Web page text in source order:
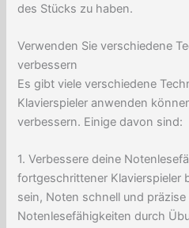
des Stücks zu haben.
Verwenden Sie verschiedene
verbessern
Es gibt viele verschiedene
Klavierspieler anwenden
verbessern. Einige davon sind:
1. Verbessere deine
fortgeschrittener Klavierspieler
sein, Noten schnell und
Notenlesefähigkeiten durch